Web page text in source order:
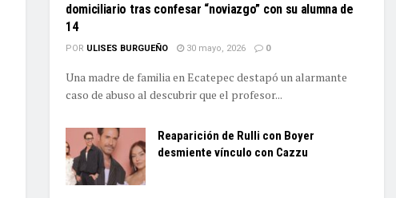
domiciliario tras confesar “noviazgo” con su alumna de
14
POR ULISES BURGUEÑO 30 mayo, 2026 0
Una madre de familia en Ecatepec destapó un alarmante
caso de abuso al descubrir que el profesor...
Reaparición de Rulli con Boyer
desmiente vínculo con Cazzu